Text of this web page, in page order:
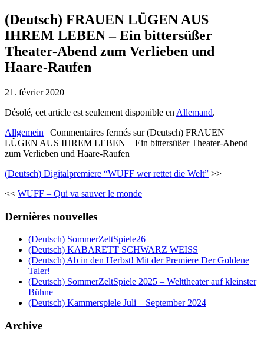
(Deutsch) FRAUEN LÜGEN AUS
IHREM LEBEN – Ein bittersüßer
Theater-Abend zum Verlieben und
Haare-Raufen
21. février 2020
Désolé, cet article est seulement disponible en Allemand.
Allgemein | Commentaires fermés sur (Deutsch) FRAUEN
LÜGEN AUS IHREM LEBEN – Ein bittersüßer Theater-Abend
zum Verlieben und Haare-Raufen
(Deutsch) Digitalpremiere “WUFF wer rettet die Welt” >>
<< WUFF – Qui va sauver le monde
Dernières nouvelles
(Deutsch) SommerZeltSpiele26
(Deutsch) KABARETT SCHWARZ WEISS
(Deutsch) Ab in den Herbst! Mit der Premiere Der Goldene
Taler!
(Deutsch) SommerZeltSpiele 2025 – Welttheater auf kleinster
Bühne
(Deutsch) Kammerspiele Juli – September 2024
Archive